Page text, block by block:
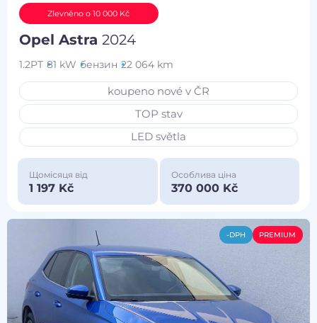
Zlevněno o 10 000 Kč
Opel Astra2024
1.2PT 81 kW бензин 22 064 km
koupeno nové v ČR
TOP stav
LED světla
Щомісяця від
1 197 Kč
Особлива ціна
370 000 Kč
-DPH PREMIUM